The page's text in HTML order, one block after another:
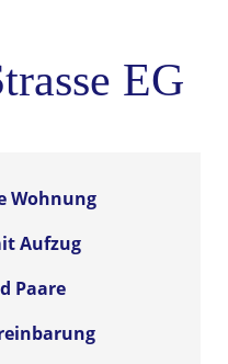
EG
Wohnung
Aufzug
Paare